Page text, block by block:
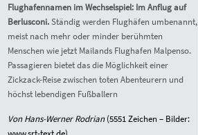
Flughafennamen im Wechselspiel: Im Anflug auf
Berlusconi.Ständig werden Flughäfen umbenannt,
meist nach mehr oder minder berühmten
Menschen wie jetzt Mailands Flughafen Malpenso.
Passagieren bietet das die Möglichkeit einer
Zickzack-Reise zwischen toten Abenteurern und
höchst lebendigen Fußballern
Von Hans-Werner Rodrian(5551Zeichen – Bilder: